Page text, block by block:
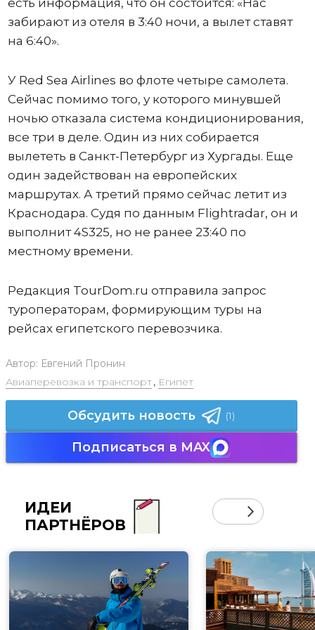
забирают из отеля в 3:40 ночи, а вылет ставят
на 6:40».
У Red Sea Airlines во флоте четыре самолета.
Сейчас помимо того, у которого минувшей
ночью отказала система кондиционирования,
все три в деле. Один из них собирается
вылететь в Санкт-Петербург из Хургады. Еще
один задействован на европейских
маршрутах. А третий прямо сейчас летит из
Краснодара. Судя по данным Flightradar, он и
выполнит 4S325, но не ранее 23:40 по
местному времени.
Редакция TourDom.ru отправила запрос
туроператорам, формирующим туры на
рейсах египетского перевозчика.
Автор: Евгений Пронин
Авиаперевозка и транспорт, Египет
Обсудить новость (1)
Подписаться в MAX
ИДЕИ
ПАРТНЁРОВ